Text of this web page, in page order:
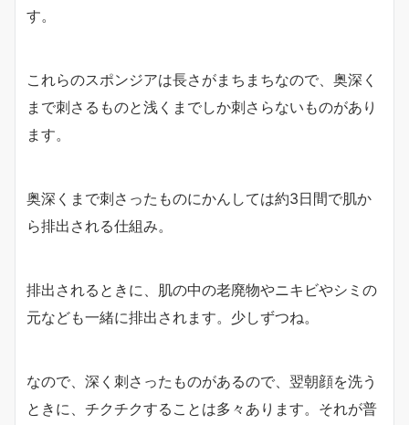
す。
これらのスポンジアは長さがまちまちなので、奥深く
まで刺さるものと浅くまでしか刺さらないものがあり
ます。
奥深くまで刺さったものにかんしては約3日間で肌か
ら排出される仕組み。
排出されるときに、肌の中の老廃物やニキビやシミの
元なども一緒に排出されます。少しずつね。
なので、深く刺さったものがあるので、翌朝顔を洗う
ときに、チクチクすることは多々あります。それが普